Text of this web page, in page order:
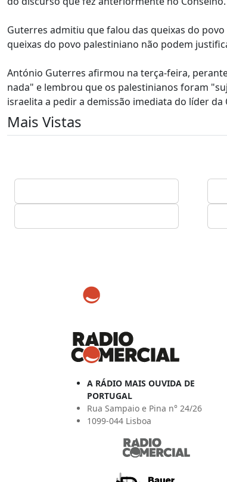
Guterres admitiu que falou das queixas do
queixas do povo palestiniano não podem
António Guterres afirmou na terça-feira,
nada" e lembrou que os palestinianos foram
israelita a pedir a demissão imediata do líder da
Mais Vistas
A RÁDIO MAIS OUVIDA DE
PORTUGAL
Rua Sampaio e Pina n° 24/26
1099-044 Lisboa